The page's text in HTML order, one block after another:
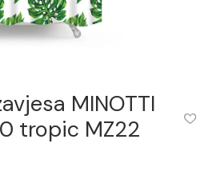
MINOTTI
tropic MZ22